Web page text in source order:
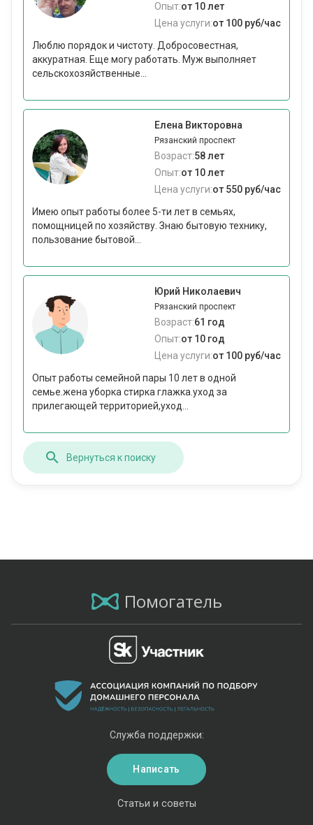
Опыт:от 10 лет
Цена услуги:от 100 руб/час
Люблю порядок и чистоту. Добросовестная,
аккуратная. Еще могу работать. Муж выполняет
сельскохозяйственные...
Елена Викторовна
Рязанский проспект
Возраст:58 лет
Опыт:от 10 лет
Цена услуги:от 550 руб/час
Имею опыт работы более 5-ти лет в семьях,
помощницей по хозяйству. Знаю бытовую технику,
пользование бытовой...
Юрий Николаевич
Рязанский проспект
Возраст:61 год
Опыт:от 10 год
Цена услуги:от 100 руб/час
Опыт работы семейной пары 10 лет в одной
семье.жена уборка стирка глажка.уход за
прилегающей территорией,уход...
Вернуться к поиску
Помогатель
Статьи и советы
Служба поддержки:
Написать